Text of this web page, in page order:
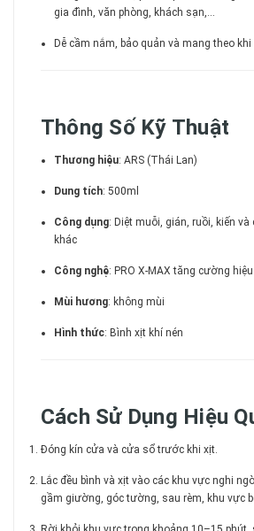
gia đình, văn phòng, khách sạn,...
Dễ cầm nắm, bảo quản và mang theo khi
Thông Số Kỹ Thuật
Thương hiệu: ARS (Thái Lan)
Dung tích: 500ml
Công dụng: Diệt muỗi, gián, ruồi, kiến
khác
Công nghệ: PRO X-MAX tăng cường
Mùi hương: không mùi
Hình thức: Bình xịt khí nén
Cách Sử Dụng Hiệu
Đóng kín cửa và cửa sổ trước khi xịt.
Lắc đều bình và xịt vào các khu vực nghi
gầm giường, góc tường, sau rèm, khu vực